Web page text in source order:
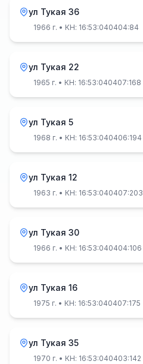
ул Тукая 36
1966 г. • КН: 16:53:040404:84
ул Тукая 22
1965 г. • КН: 16:53:040407:168
ул Тукая 5
1968 г. • КН: 16:53:040406:194
ул Тукая 12
1963 г. • КН: 16:53:040407:203
ул Тукая 30
1966 г. • КН: 16:53:040404:106
ул Тукая 16
1975 г. • КН: 16:53:040407:175
ул Тукая 35
1970 г. • КН: 16:53:040403:142